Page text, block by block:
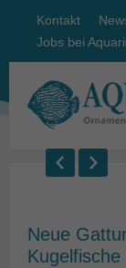
Kontakt
Jobs bei
Neue
Kugelfische